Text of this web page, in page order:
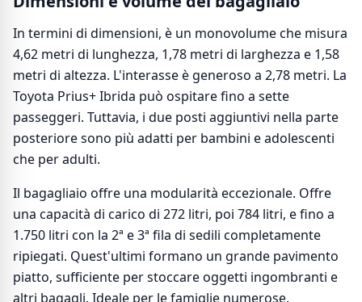
In termini di dimensioni, è un monovolume che misura
4,62 metri di lunghezza, 1,78 metri di larghezza e 1,58
metri di altezza. L'interasse è generoso a 2,78 metri. La
Toyota Prius+ Ibrida può ospitare fino a sette
passeggeri. Tuttavia, i due posti aggiuntivi nella parte
posteriore sono più adatti per bambini e adolescenti
che per adulti.
Il bagagliaio offre una modularità eccezionale. Offre
una capacità di carico di 272 litri, poi 784 litri, e fino a
1.750 litri con la 2ª e 3ª fila di sedili completamente
ripiegati. Quest'ultimi formano un grande pavimento
piatto, sufficiente per stoccare oggetti ingombranti e
altri bagagli. Ideale per le famiglie numerose.